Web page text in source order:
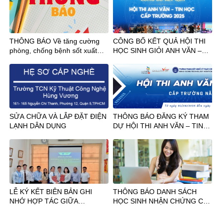
THÔNG BÁO Về tăng cường
phòng, chống bệnh sốt xuất
CÔNG BỐ KẾT QUẢ HỘI THI
HỌC SINH GIỎI ANH VĂN –
2025
SỬA CHỮA VÀ LẮP ĐẶT ĐIỆN
LẠNH DÂN DỤNG
THÔNG BÁO ĐĂNG KÝ THAM
DỰ HỘI THI ANH VĂN – TIN
LỄ KÝ KẾT BIÊN BẢN GHI
NHỚ HỢP TÁC GIỮA
THÔNG BÁO DANH SÁCH
HỌC SINH NHẬN CHỨNG CHỈ